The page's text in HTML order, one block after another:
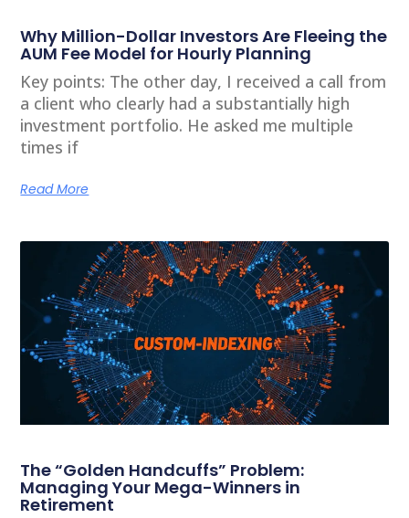
Why Million-Dollar Investors Are Fleeing the
AUM Fee Model for Hourly Planning
Key points: The other day, I received a call from
a client who clearly had a substantially high
investment portfolio. He asked me multiple
times if
Read More
The “Golden Handcuffs” Problem:
Managing Your Mega-Winners in
Retirement